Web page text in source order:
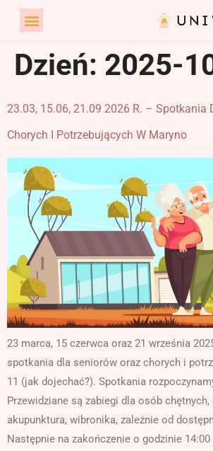
Dzień: 2025-
23.03, 15.06, 21.09 2026 R. – Spotkania
Chorych I Potrzebujących W Maryno
23 marca, 15 czerwca oraz 21 września
spotkania dla seniorów oraz chorych i
11 (jak dojechać?). Spotkania
Przewidziane są zabiegi dla osób chętnych,
akupunktura, wibronika, zależnie od
Następnie na zakończenie o godzinie